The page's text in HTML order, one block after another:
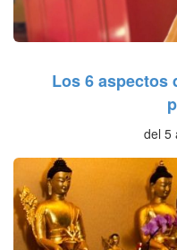
Los 6 aspectos
del 5